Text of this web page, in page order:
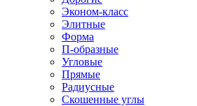
Эконом-класс
Элитные
Форма
П-образные
Угловые
Прямые
Радиусные
Скошенные углы